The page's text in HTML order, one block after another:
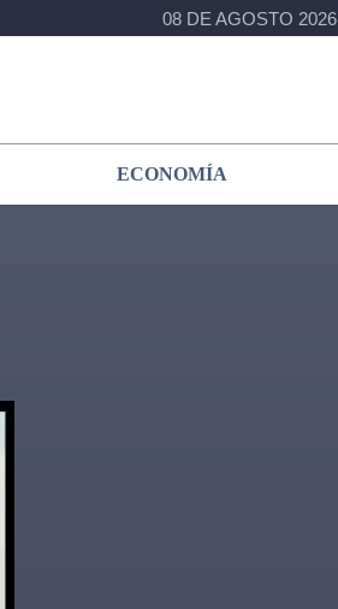
08 DE AGOSTO 2026
ECONOMÍA